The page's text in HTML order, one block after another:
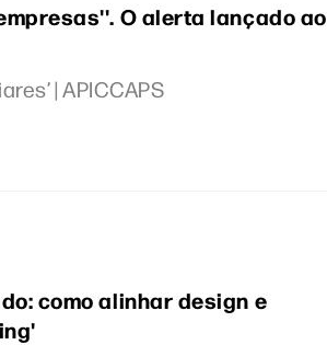
O alerta lançado ao
| APICCAPS
como alinhar design e